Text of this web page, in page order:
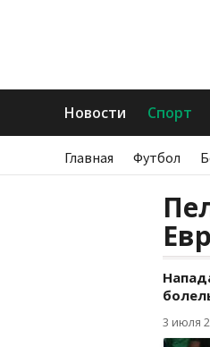
Новости Спорт
Главная Футбол
3 июля